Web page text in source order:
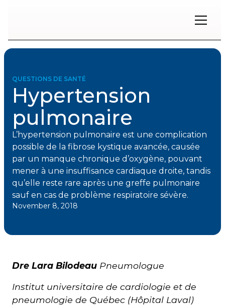
QUESTIONS DE SANTÉ
Hypertension
pulmonaire
L’hypertension pulmonaire est une complication
possible de la fibrose kystique avancée, causée
par un manque chronique d’oxygène, pouvant
mener à une insuffisance cardiaque droite, tandis
qu’elle reste rare après une greffe pulmonaire
sauf en cas de problème respiratoire sévère.
November 8, 2018
Dre Lara Bilodeau Pneumologue
Institut universitaire de cardiologie et de
pneumologie de Québec (Hôpital Laval)
Restons
en
contact
Inscrivez-
vous
à
notre
infolettre
pour
rester
à
l'affût
des
nouveautés.
Lien
la